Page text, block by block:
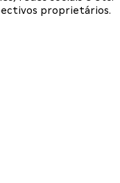
proprietários.